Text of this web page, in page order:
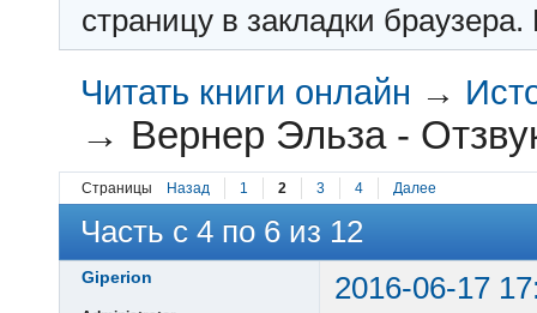
страницу в закладки
Читать книги онлайн →
→ Вернер Эльза -
Страницы Назад 1 2 3 4 Далее
Часть с 4 по 6 из 12
Giperion 2016-06-17